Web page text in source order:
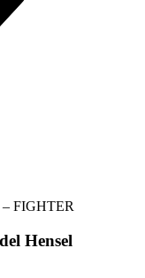
FIGHTER
Hensel